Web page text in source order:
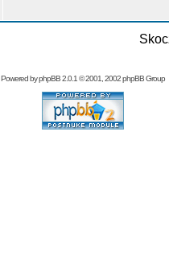
Powered byphpBB2.0.1 © 2001, 2002 phpBB Group